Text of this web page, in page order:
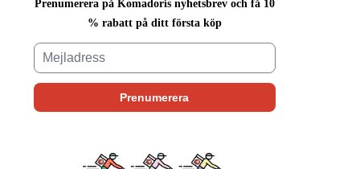
Prenumerera på Komadoris nyhetsbrev och få 10
% rabatt på ditt första köp